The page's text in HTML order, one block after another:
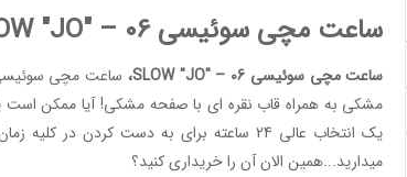
ساعت مچی سوئیسی SLOW "JO" – 06
ساعت مچی سوئیسی SLOW "JO" – 06 ، ساعت مچی
مشکی به همراه قاب نقره ای با صفحه مشکی! آیا ممکن
یک انتخاب عالی 24 ساعته برای به دست کردن
میدارید...همین الان آن را خریداری کنید؟